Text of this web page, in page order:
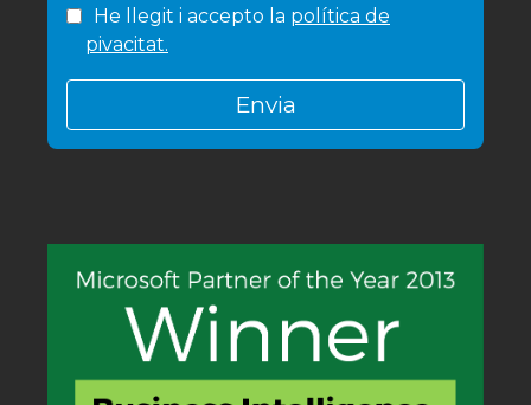
He llegit i accepto la política de
pivacitat.